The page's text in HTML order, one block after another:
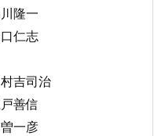
隆一
仁志
吉司治
善信
一彦